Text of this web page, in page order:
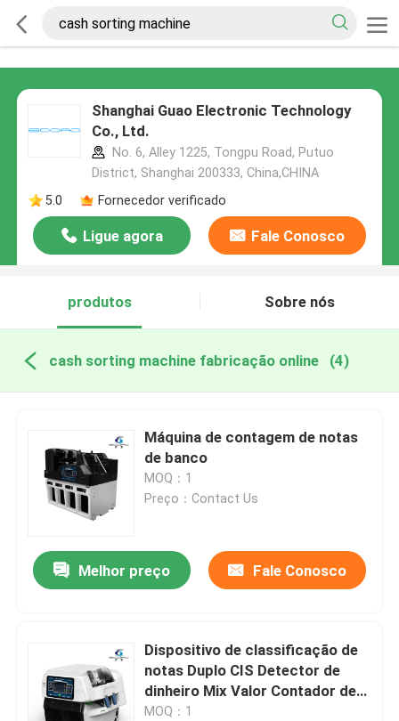
Shanghai Guao Electronic Technology
Co., Ltd.
No. 6, Alley 1225, Tongpu Road, Putuo
District, Shanghai 200333, China,CHINA
5.0
Fornecedor verificado
Ligue agora Fale Conosco
produtos Sobre nós
cash sorting machine fabricação online (4)
Máquina de contagem de notas
de banco
MOQ：1
Preço：Contact Us
Melhor preço Fale Conosco
Dispositivo de classificação de
notas Duplo CIS Detector de
dinheiro Mix Valor Contador de
dinheiro Máquina de contagem
MOQ：1